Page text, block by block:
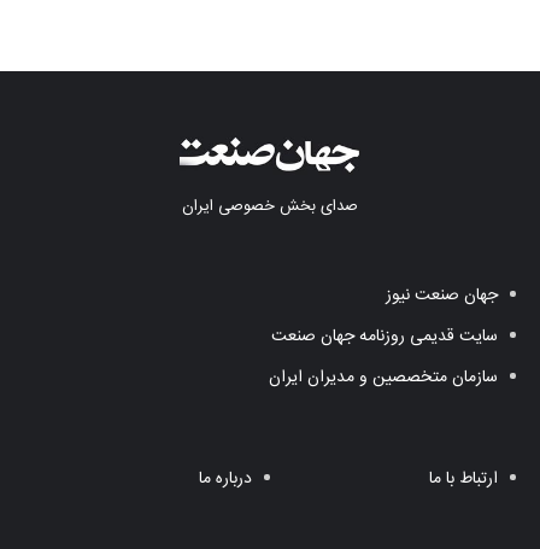
صدای بخش خصوصی ایران
جهان صنعت نیوز
سایت قدیمی روزنامه جهان صنعت
سازمان متخصصین و مدیران ایران
ارتباط با ما درباره ما